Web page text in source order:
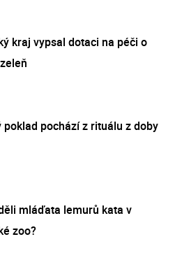
kraj vypsal dotaci na péči o
poklad pochází z rituálu z doby
mláďata lemurů kata v
zoo?